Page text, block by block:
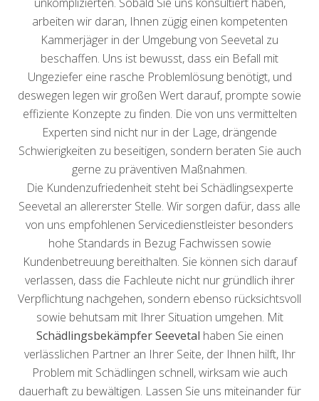
arbeiten wir daran, Ihnen zügig einen kompetenten
Kammerjäger in der Umgebung von Seevetal zu
beschaffen. Uns ist bewusst, dass ein Befall mit
Ungeziefer eine rasche Problemlösung benötigt, und
deswegen legen wir großen Wert darauf, prompte sowie
effiziente Konzepte zu finden. Die von uns vermittelten
Experten sind nicht nur in der Lage, drängende
Schwierigkeiten zu beseitigen, sondern beraten Sie auch
gerne zu präventiven Maßnahmen.
Die Kundenzufriedenheit steht bei Schädlingsexperte
Seevetal an allererster Stelle. Wir sorgen dafür, dass alle
von uns empfohlenen Servicedienstleister besonders
hohe Standards in Bezug Fachwissen sowie
Kundenbetreuung bereithalten. Sie können sich darauf
verlassen, dass die Fachleute nicht nur gründlich ihrer
Verpflichtung nachgehen, sondern ebenso rücksichtsvoll
sowie behutsam mit Ihrer Situation umgehen. Mit
Schädlingsbekämpfer Seevetal haben Sie einen
verlässlichen Partner an Ihrer Seite, der Ihnen hilft, Ihr
Problem mit Schädlingen schnell, wirksam wie auch
dauerhaft zu bewältigen. Lassen Sie uns miteinander für